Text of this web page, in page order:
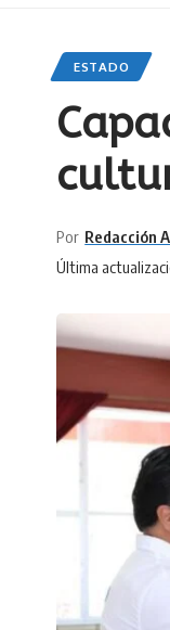
ESTADO
Última
Por Redacción